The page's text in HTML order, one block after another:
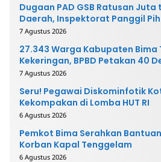
Dugaan PAD GSB Ratusan Juta
Daerah, Inspektorat Panggil
7 Agustus 2026
27.343 Warga Kabupaten Bima
Kekeringan, BPBD Petakan 40
7 Agustus 2026
Seru! Pegawai Diskominfotik
Kekompakan di Lomba HUT RI
6 Agustus 2026
Pemkot Bima Serahkan
Korban Kapal Tenggelam
6 Agustus 2026